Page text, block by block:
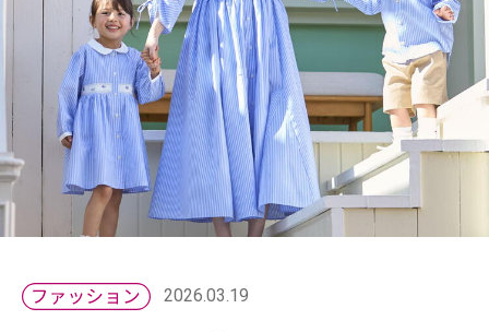
2026.03.19